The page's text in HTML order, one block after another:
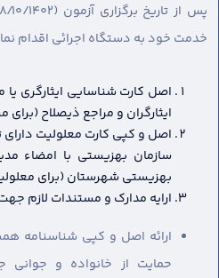
خدمت خود به دستگاه اجرائی اقدام
اصل کارت شناسایی ایثارگری یا
ایثارگران و مراجع ذیصلاح
اصل و کپی کارت معلولیت دارای
سازمان بهزیستی با امضاء
بهزیستی شهرستان (برای
ارایه مدارک و مستندات لازم
ارائه اصل و کپی شناسنامه
حمایت از خانواده و